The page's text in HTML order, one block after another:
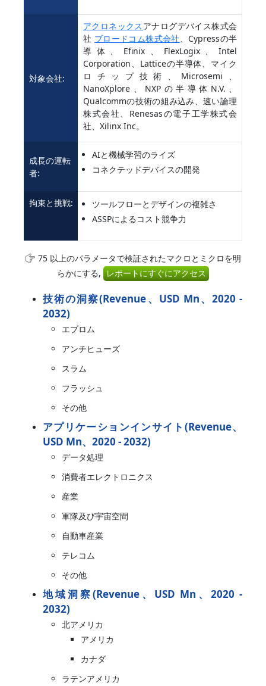
対象会社:
アクロネックス アナログデバイス株式会
社 ブロードコム株式会社、Cypressの半
導体、Efinix、FlexLogix、Intel
Corporation、Latticeの半導体、マイク
ロチップ技術、Microsemi、
NanoXplore、NXPの半導体N.V.、
Qualcommの技術の組み込み、速い論理
株式会社、Renesasの電子工学株式会
社、Xilinx Inc。
成長の運転
者:
AIと機械学習のライズ
コネクテッドデバイスの開発
拘束と挑戦:
ツールフローとデザインの複雑さ
ASSPによるコスト競争力
75 以上のパラメータで検証されたマクロとミクロを明
らかにする, レポートにすぐにアクセス
技術の洞察(Revenue、USD Mn、2020 -
2032)
エプロム
アンチヒューズ
スラム
フラッシュ
その他
アプリケーションインサイト(Revenue、
USD Mn、2020 - 2032)
データ処理
消費者エレクトロニクス
産業
軍隊及び宇宙空間
自動車産業
テレコム
その他
地域洞察(Revenue、USD Mn、2020 -
2032)
北アメリカ
アメリカ
カナダ
ラテンアメリカ